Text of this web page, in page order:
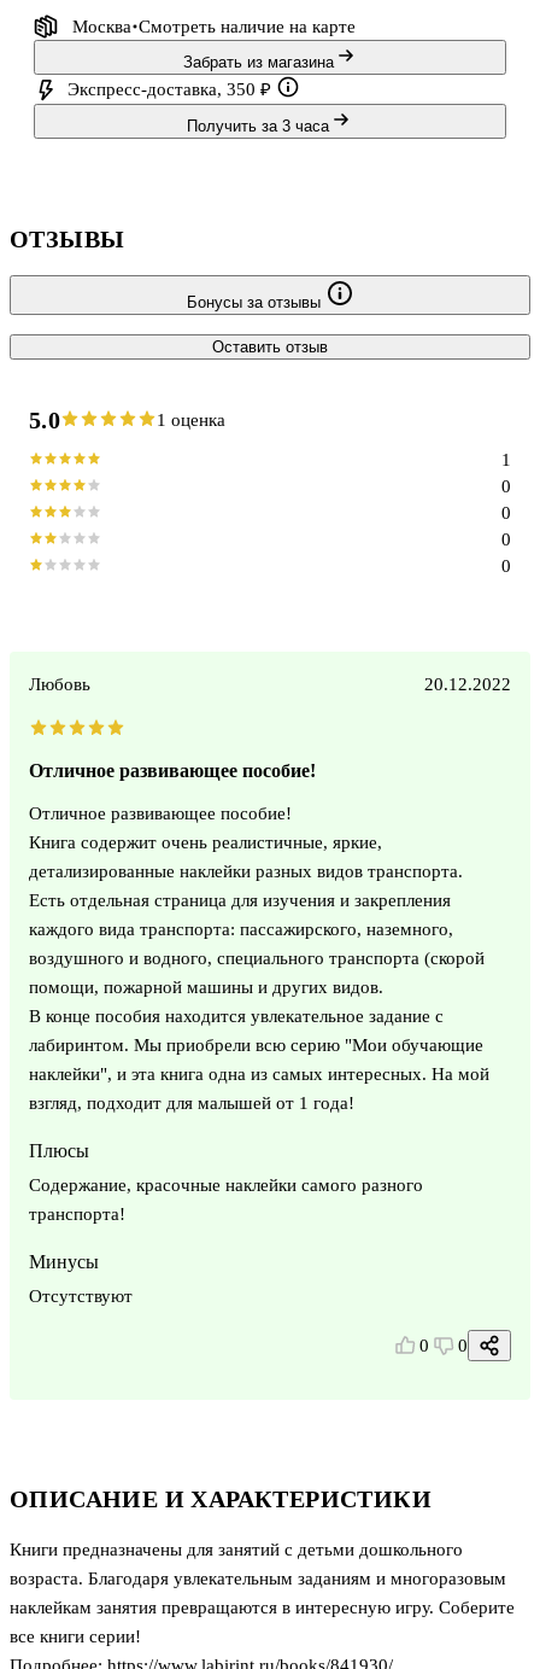
Москва Смотреть наличие на карте
Забрать из магазина
Экспресс-доставка, 350 ₽
Получить за 3 часа
ОПИСАНИЕ И ХАРАКТЕРИСТИКИ
Книги предназначены для занятий с детьми дошкольного
возраста. Благодаря увлекательным заданиям и многоразовым
наклейкам занятия превращаются в интересную игру. Соберите
все книги серии!
ОТЗЫВЫ
Бонусы за отзывы
Оставить отзыв
5.0 1 оценка
0
0
0
0
1
Любовь 20.12.2022
Отличное развивающее пособие!
Отличное развивающее пособие!
Книга содержит очень реалистичные, яркие,
детализированные наклейки разных видов транспорта.
Есть отдельная страница для изучения и закрепления
каждого вида транспорта: пассажирского, наземного,
воздушного и водного, специального транспорта (скорой
помощи, пожарной машины и других видов.
В конце пособия находится увлекательное задание с
лабиринтом. Мы приобрели всю серию "Мои обучающие
наклейки", и эта книга одна из самых интересных. На мой
взгляд, подходит для малышей от 1 года!
Плюсы
Содержание, красочные наклейки самого разного
транспорта!
Минусы
Отсутствуют
0 0